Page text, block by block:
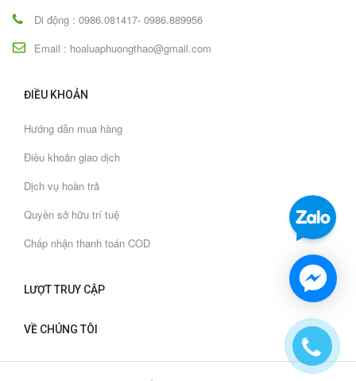
Di động : 0986.081417- 0986.889956
Email : hoaluaphuongthao@gmail.com
ĐIỀU KHOẢN
Hướng dẫn mua hàng
Điều khoản giao dịch
Dịch vụ hoàn trả
Quyền sở hữu trí tuệ
Chấp nhận thanh toán COD
LƯỢT TRUY CẬP
VỀ CHÚNG TÔI